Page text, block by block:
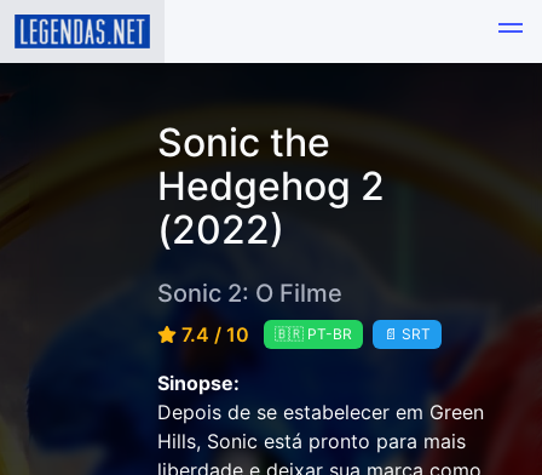
Sonic the
Hedgehog 2
(2022)
Sonic 2: O Filme
7.4 / 10 🇧🇷 PT-BR 📄 SRT
Sinopse:
Depois de se estabelecer em Green
Hills, Sonic está pronto para mais